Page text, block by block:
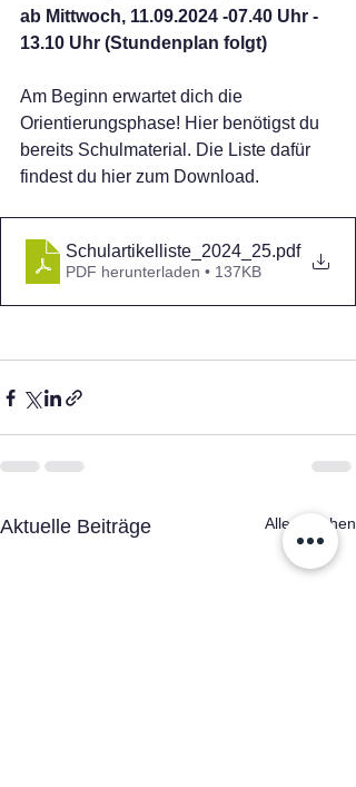
ab Mittwoch, 11.09.2024 -07.40 Uhr -
13.10 Uhr (Stundenplan folgt)
Am Beginn erwartet dich die
Orientierungsphase! Hier benötigst du
bereits Schulmaterial. Die Liste dafür
findest du hier zum Download.
Schulartikelliste_2024_25.pdf
PDF herunterladen • 137KB
Aktuelle Beiträge Alle ansehen